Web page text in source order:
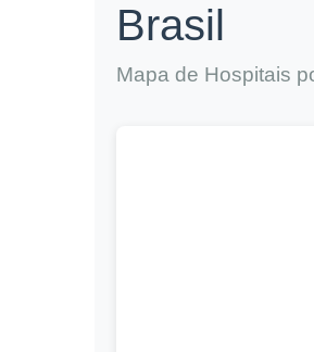
Brasil
Mapa de Hospitais